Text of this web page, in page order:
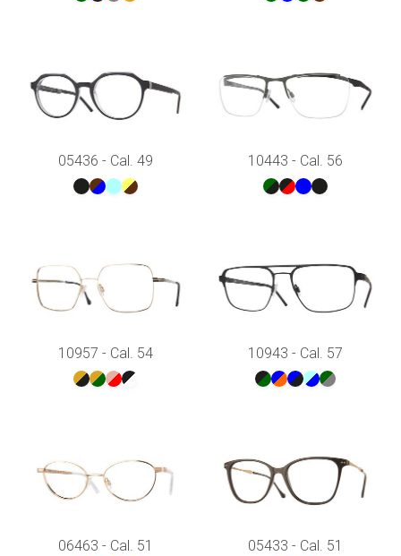
05436 - Cal. 49 10443 - Cal. 56
10957 - Cal. 54 10943 - Cal. 57
06463 - Cal. 51 05433 - Cal. 51